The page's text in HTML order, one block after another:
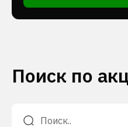
Поиск по